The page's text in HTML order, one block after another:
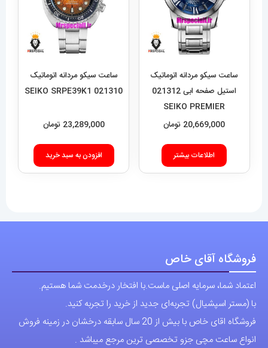
ساعت سیکو مردانه اتوماتیک
استیل صفحه ابی 021312
SEIKO PREMIER
20,669,000 تومان
اطلاعات بیشتر
ساعت سیکو مردانه اتوماتیک
021310 SEIKO SRPE39K1
23,289,000 تومان
افزودن به سبد خرید
فروشگاه آقای خاص
اعتماد شما، سرمایه اصلی ماست.با افتخار درخدمت شما هستیم.
با (مستر اسپشیال) تجربه‌ای جدید از خرید را تجربه کنید.
فروشگاه اقای خاص با بیش از 20 سال سابقه درخشان در زمینه فروش
انواع ساعت مچی جزو تخصصی ترین مرجع میباشد .